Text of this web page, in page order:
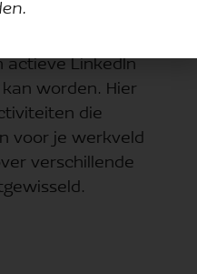
actieve LinkedIn
worden. Hier
die
voor je werkveld
verschillende